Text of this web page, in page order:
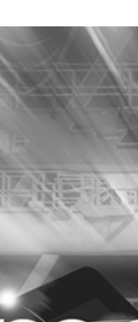
Purpose Marketing
Reputatie & crisis